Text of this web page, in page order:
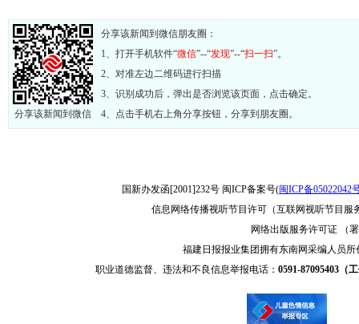
分享该新闻到微信
分享该新闻到微信朋友圈：
1、打开手机软件“微信”--“发现”--“扫一扫”。
2、对准左边二维码进行扫描
3、识别成功后，弹出是否浏览该页面，点击确定。
4、点击手机右上角分享按钮，分享到朋友圈。